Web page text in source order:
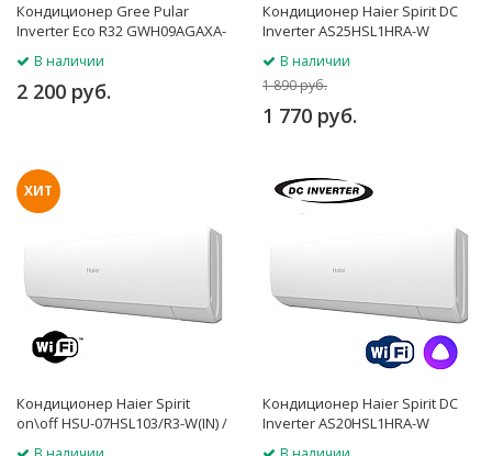
Кондиционер Gree Pular
Inverter Eco R32 GWH09AGAXA-
В наличии
2 200 руб.
Кондиционер Haier Spirit DC
Inverter AS25HSL1HRA-W
В наличии
1 890 руб.
1 770 руб.
ХИТ
Кондиционер Haier Spirit
on\off HSU-07HSL103/R3-W(IN) /
Кондиционер Haier Spirit DC
Inverter AS20HSL1HRA-W